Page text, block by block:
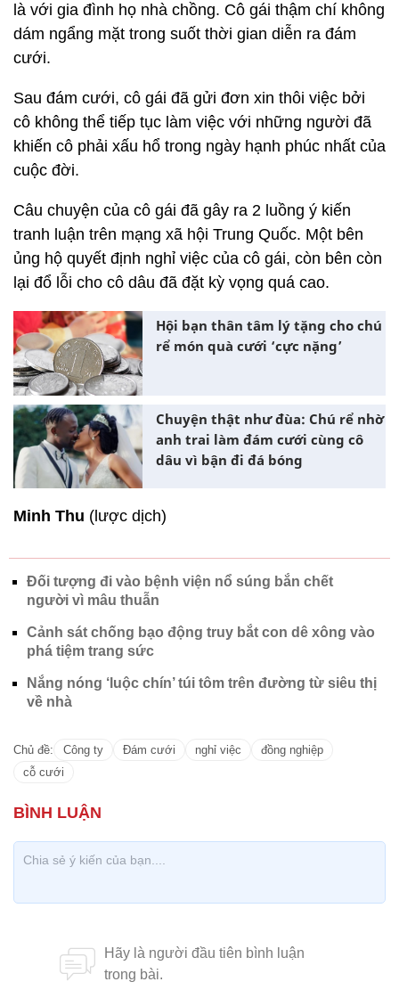
là với gia đình họ nhà chồng. Cô gái thậm chí không
dám ngẩng mặt trong suốt thời gian diễn ra đám
cưới.
Sau đám cưới, cô gái đã gửi đơn xin thôi việc bởi
cô không thể tiếp tục làm việc với những người đã
khiến cô phải xấu hổ trong ngày hạnh phúc nhất của
cuộc đời.
Câu chuyện của cô gái đã gây ra 2 luồng ý kiến
tranh luận trên mạng xã hội Trung Quốc. Một bên
ủng hộ quyết định nghỉ việc của cô gái, còn bên còn
lại đổ lỗi cho cô dâu đã đặt kỳ vọng quá cao.
Hội bạn thân tâm lý tặng cho chú
rể món quà cưới ‘cực nặng’
Chuyện thật như đùa: Chú rể nhờ
anh trai làm đám cưới cùng cô
dâu vì bận đi đá bóng
Minh Thu (lược dịch)
Đối tượng đi vào bệnh viện nổ súng bắn chết
người vì mâu thuẫn
Cảnh sát chống bạo động truy bắt con dê xông vào
phá tiệm trang sức
Nắng nóng ‘luộc chín’ túi tôm trên đường từ siêu thị
về nhà
Chủ đề: Công ty Đám cưới nghỉ việc
đồng nghiệp
cỗ cưới